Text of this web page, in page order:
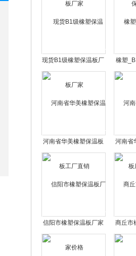
现货B1级橡塑保温板厂
家
橡塑
河南省华美橡塑保温板
工厂直销
河南省
信阳市橡塑保温板厂家
价格
商丘市